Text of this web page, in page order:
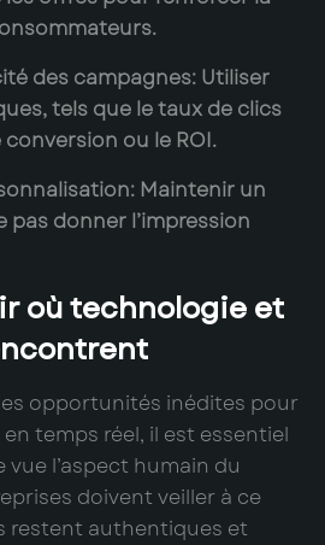
des campagnes: Utiliser
tels que le taux de clics
conversion ou le ROI.
Maintenir un
pas donner l’impression
où technologie et
opportunités inédites pour
temps réel, il est essentiel
vue l’aspect humain du
doivent veiller à ce
restent authentiques et